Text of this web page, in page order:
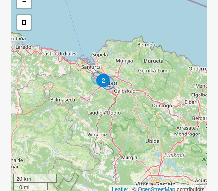
2
20 km
10 mi
Leaflet| ©OpenStreetMapcontributors